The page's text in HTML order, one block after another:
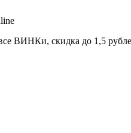
ВИНКи, скидка до 1,5